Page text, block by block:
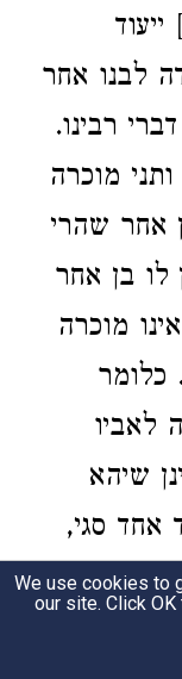
לבנו אחר
רבינו.
מוכרה
אחר שהרי
לו בן אחר
מוכרה
כלומר
לאביו
שיהא
אחד סגי,
יכול
We use cookies to
our site. Click